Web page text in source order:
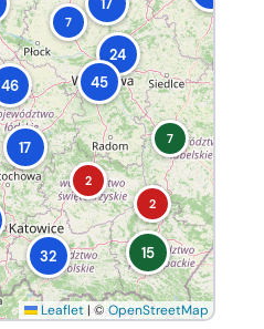
7
7
17
46 45
24
15
2
32
2
Leaflet |©OpenStreetMap